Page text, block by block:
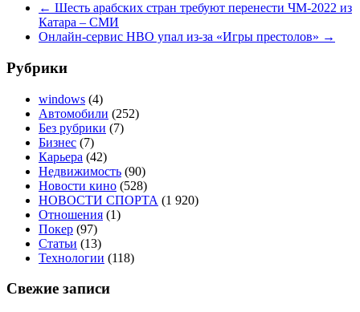
← Шесть арабских стран требуют перенести ЧМ-2022 из
Катара – СМИ
Онлайн-сервис HBO упал из-за «Игры престолов» →
Рубрики
windows (4)
Автомобили (252)
Без рубрики (7)
Бизнес (7)
Карьера (42)
Недвижимость (90)
Новости кино (528)
НОВОСТИ СПОРТА (1 920)
Отношения (1)
Покер (97)
Статьи (13)
Технологии (118)
Свежие записи